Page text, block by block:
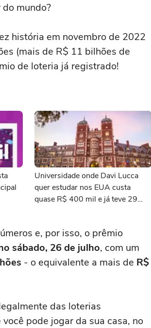
mundo?
história em novembro de 2022
(mais de R$ 11 bilhões de
de loteria já registrado!
Universidade onde Davi Lucca
quer estudar nos EUA custa
quase R$ 400 mil e já teve 29
e, por isso, o prêmio
sábado, 26 de julho, com um
- o equivalente a mais de R$
das loterias
pode jogar da sua casa, no